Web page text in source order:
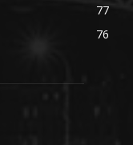
77
76